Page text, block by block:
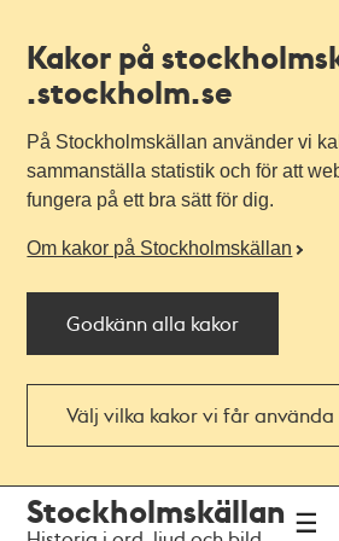
Kakor på
.stockholm.se
På Stockholmskällan använder vi
sammanställa statistik och för att
fungera på ett bra sätt för dig.
Om kakor på Stockholmskällan
Godkänn alla kakor
Välj vilka kakor vi får använda
navigationen
huvudinnehållet
Stockholmskällan